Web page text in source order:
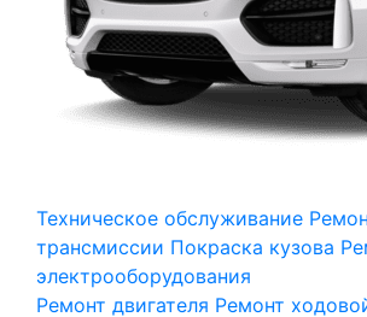
Техническое обслуживание
трансмиссии Покраска кузова
электрооборудования
Ремонт двигателя Ремонт